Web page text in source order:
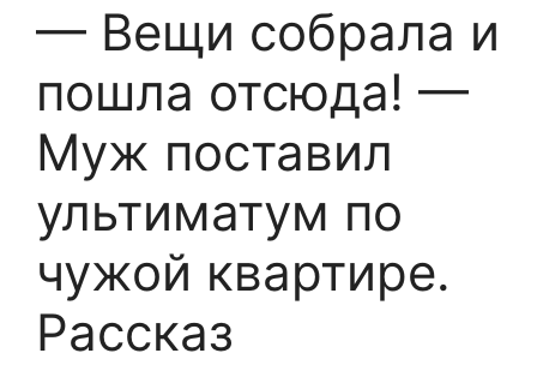
— Вещи собрала и
пошла отсюда! —
Муж поставил
ультиматум по
чужой квартире.
Рассказ